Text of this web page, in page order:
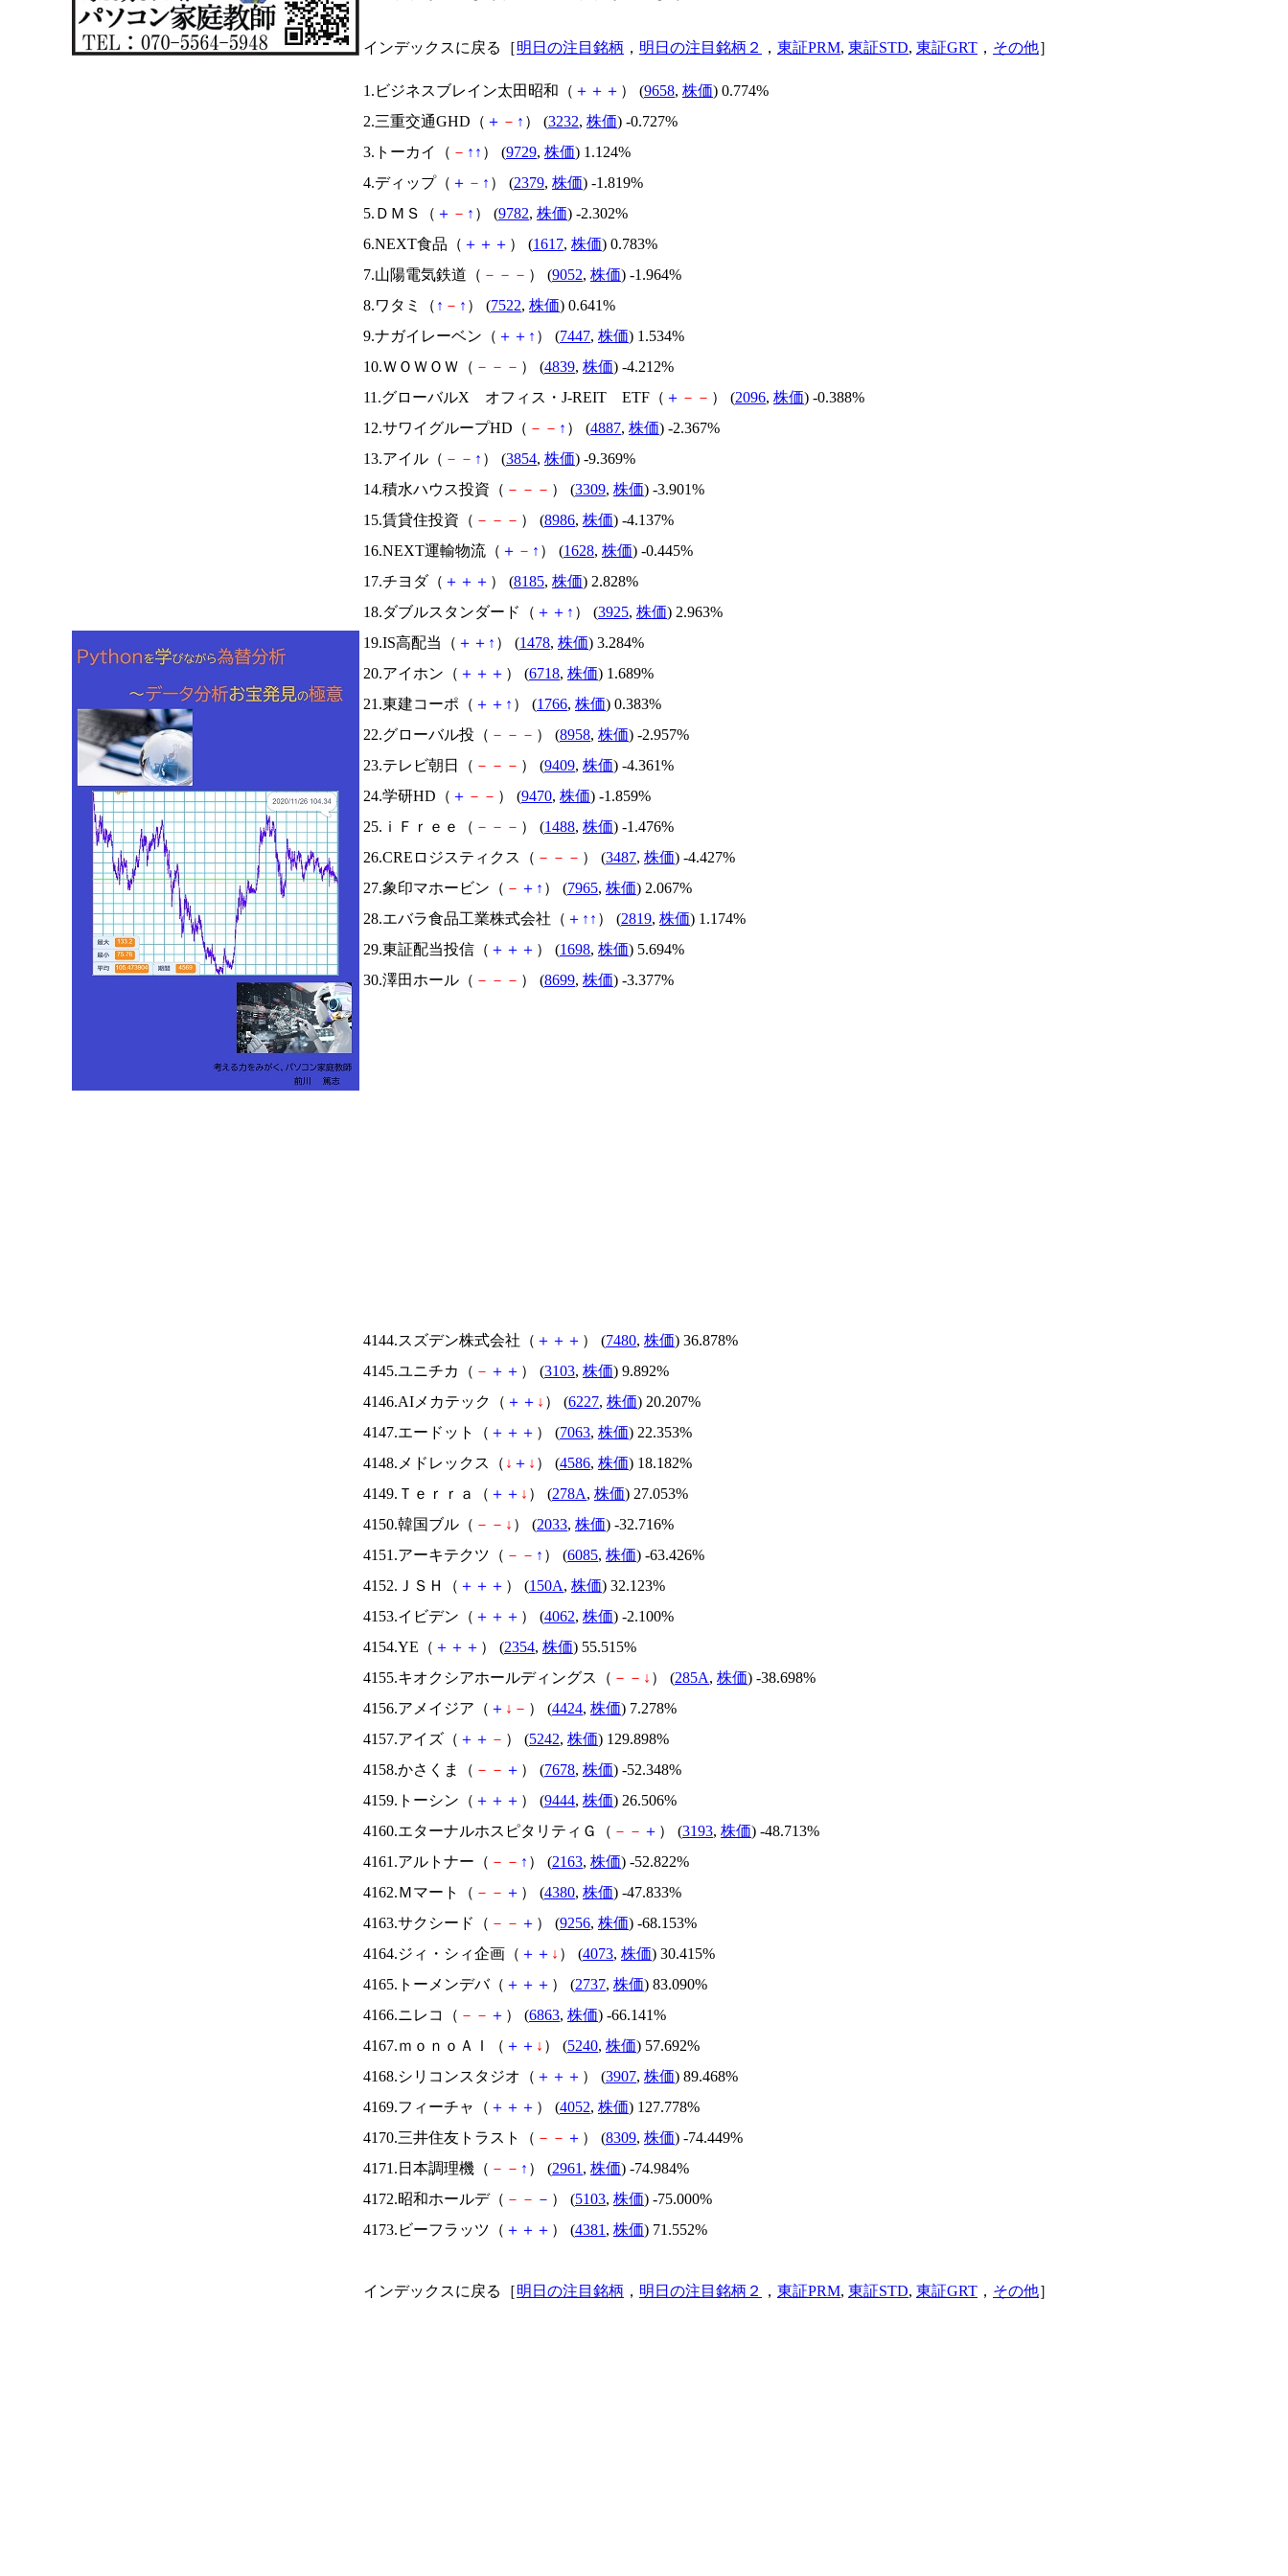
インデックスに戻る［明日の注目銘柄 ， 明日の注目銘柄２ ， 東証PRM, 東証STD, 東証GRT ， その他］
1.ビジネスブレイン太田昭和（ ＋ ＋ ＋ ） (9658, 株価) 0.774%
2.三重交通GHD（ ＋ － ↑ ） (3232, 株価) -0.727%
3.トーカイ（ － ↑ ↑ ） (9729, 株価) 1.124%
4.ディップ（ ＋ － ↑ ） (2379, 株価) -1.819%
5.ＤＭＳ（ ＋ － ↑ ） (9782, 株価) -2.302%
6.NEXT食品（ ＋ ＋ ＋ ） (1617, 株価) 0.783%
7.山陽電気鉄道（ － － － ） (9052, 株価) -1.964%
8.ワタミ（ ↑ － ↑ ） (7522, 株価) 0.641%
9.ナガイレーベン（ ＋ ＋ ↑ ） (7447, 株価) 1.534%
10.ＷＯＷＯＷ（ － － － ） (4839, 株価) -4.212%
11.グローバルX オフィス・J-REIT ETF（ ＋ － － ） (2096, 株価) -0.388%
12.サワイグループHD（ － － ↑ ） (4887, 株価) -2.367%
13.アイル（ － － ↑ ） (3854, 株価) -9.369%
14.積水ハウス投資（ － － － ） (3309, 株価) -3.901%
15.賃貸住投資（ － － － ） (8986, 株価) -4.137%
16.NEXT運輸物流（ ＋ － ↑ ） (1628, 株価) -0.445%
17.チヨダ（ ＋ ＋ ＋ ） (8185, 株価) 2.828%
18.ダブルスタンダード（ ＋ ＋ ↑ ） (3925, 株価) 2.963%
19.IS高配当（ ＋ ＋ ↑ ） (1478, 株価) 3.284%
20.アイホン（ ＋ ＋ ＋ ） (6718, 株価) 1.689%
21.東建コーポ（ ＋ ＋ ↑ ） (1766, 株価) 0.383%
22.グローバル投（ － － － ） (8958, 株価) -2.957%
23.テレビ朝日（ － － － ） (9409, 株価) -4.361%
24.学研HD（ ＋ － － ） (9470, 株価) -1.859%
25.ｉＦｒｅｅ（ － － － ） (1488, 株価) -1.476%
26.CREロジスティクス（ － － － ） (3487, 株価) -4.427%
27.象印マホービン（ － ＋ ↑ ） (7965, 株価) 2.067%
28.エバラ食品工業株式会社（ ＋ ↑ ↑ ） (2819, 株価) 1.174%
29.東証配当投信（ ＋ ＋ ＋ ） (1698, 株価) 5.694%
30.澤田ホール（ － － － ） (8699, 株価) -3.377%
4144.スズデン株式会社（ ＋ ＋ ＋ ） (7480, 株価) 36.878%
4145.ユニチカ（ － ＋ ＋ ） (3103, 株価) 9.892%
4146.AIメカテック（ ＋ ＋ ↓ ） (6227, 株価) 20.207%
4147.エードット（ ＋ ＋ ＋ ） (7063, 株価) 22.353%
4148.メドレックス（ ↓ ＋ ↓ ） (4586, 株価) 18.182%
4149.Ｔｅｒｒａ（ ＋ ＋ ↓ ） (278A, 株価) 27.053%
4150.韓国ブル（ － － ↓ ） (2033, 株価) -32.716%
4151.アーキテクツ（ － － ↑ ） (6085, 株価) -63.426%
4152.ＪＳＨ（ ＋ ＋ ＋ ） (150A, 株価) 32.123%
4153.イビデン（ ＋ ＋ ＋ ） (4062, 株価) -2.100%
4154.YE（ ＋ ＋ ＋ ） (2354, 株価) 55.515%
4155.キオクシアホールディングス（ － － ↓ ） (285A, 株価) -38.698%
4156.アメイジア（ ＋ ↓ － ） (4424, 株価) 7.278%
4157.アイズ（ ＋ ＋ － ） (5242, 株価) 129.898%
4158.かさくま（ － － ＋ ） (7678, 株価) -52.348%
4159.トーシン（ ＋ ＋ ＋ ） (9444, 株価) 26.506%
4160.エターナルホスピタリティＧ（ － － ＋ ） (3193, 株価) -48.713%
4161.アルトナー（ － － ↑ ） (2163, 株価) -52.822%
4162.Ｍマート（ － － ＋ ） (4380, 株価) -47.833%
4163.サクシード（ － － ＋ ） (9256, 株価) -68.153%
4164.ジィ・シィ企画（ ＋ ＋ ↓ ） (4073, 株価) 30.415%
4165.トーメンデバ（ ＋ ＋ ＋ ） (2737, 株価) 83.090%
4166.ニレコ（ － － ＋ ） (6863, 株価) -66.141%
4167.ｍｏｎｏＡＩ（ ＋ ＋ ↓ ） (5240, 株価) 57.692%
4168.シリコンスタジオ（ ＋ ＋ ＋ ） (3907, 株価) 89.468%
4169.フィーチャ（ ＋ ＋ ＋ ） (4052, 株価) 127.778%
4170.三井住友トラスト（ － － ＋ ） (8309, 株価) -74.449%
4171.日本調理機（ － － ↑ ） (2961 , 株価) -74.984%
4172.昭和ホールデ（ － － － ） (5103, 株価) -75.000%
4173.ビーフラッツ（ ＋ ＋ ＋ ） (4381 , 株価) 71.552%
インデックスに戻る［明日の注目銘柄 ， 明日の注目銘柄２ ， 東証PRM, 東証STD, 東証GRT ， その他］